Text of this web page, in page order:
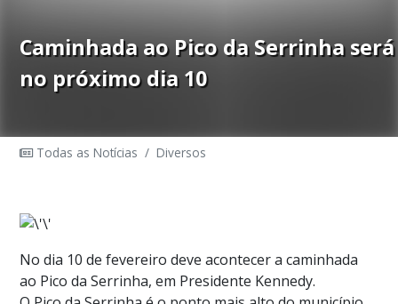
Caminhada ao Pico da Serrinha será
no próximo dia 10
Todas as Notícias / Diversos
No dia 10 de fevereiro deve acontecer a caminhada
ao Pico da Serrinha, em Presidente Kennedy.